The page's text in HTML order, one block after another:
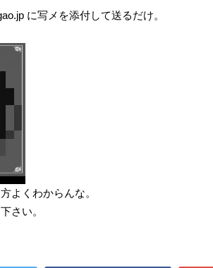
に写メを添付して送るだけ。
よくわからんな。
さい。